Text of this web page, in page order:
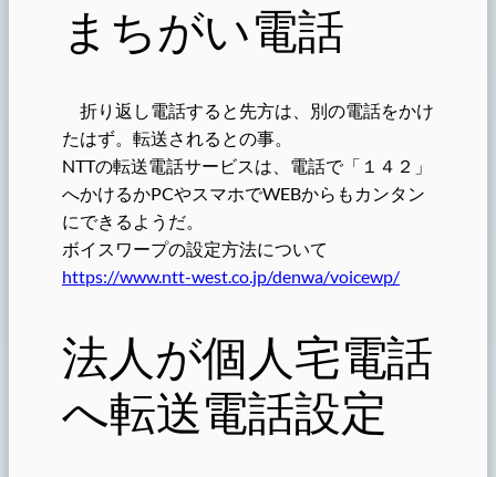
まちがい電話
折り返し電話すると先方は、別の電話をかけ
たはず。転送されるとの事。
NTTの転送電話サービスは、電話で「１４２」
へかけるかPCやスマホでWEBからもカンタン
にできるようだ。
ボイスワープの設定方法について
https://www.ntt-west.co.jp/denwa/voicewp/
法人が個人宅電話
へ転送電話設定